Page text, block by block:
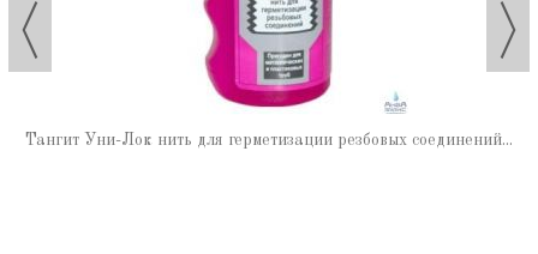
Тангит Уни-Лок нить для герметизации резбовых соединений...